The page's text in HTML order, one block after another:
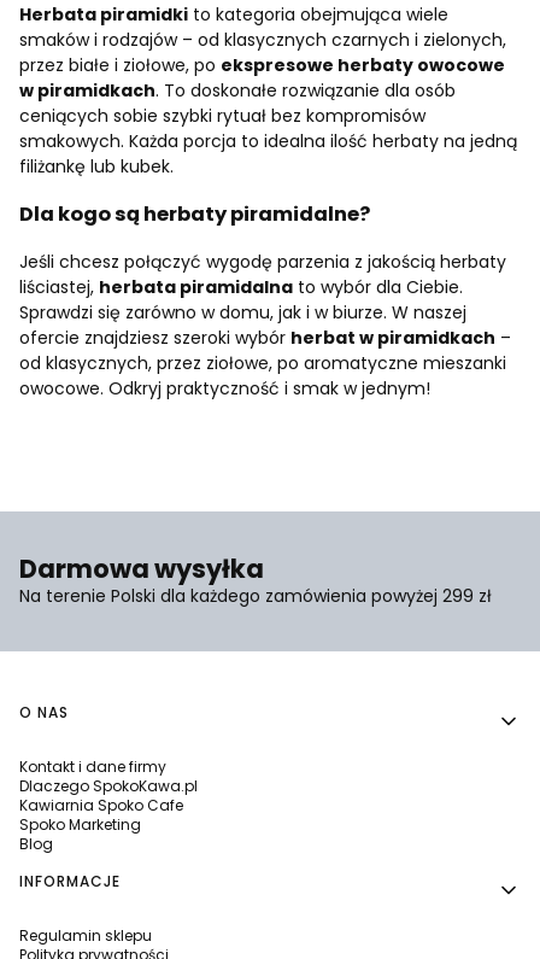
Herbata piramidki to kategoria obejmująca wiele
smaków i rodzajów – od klasycznych czarnych i zielonych,
przez białe i ziołowe, po ekspresowe herbaty owocowe
w piramidkach. To doskonałe rozwiązanie dla osób
ceniących sobie szybki rytuał bez kompromisów
smakowych. Każda porcja to idealna ilość herbaty na jedną
filiżankę lub kubek.
Dla kogo są herbaty piramidalne?
Jeśli chcesz połączyć wygodę parzenia z jakością herbaty
liściastej, herbata piramidalna to wybór dla Ciebie.
Sprawdzi się zarówno w domu, jak i w biurze. W naszej
ofercie znajdziesz szeroki wybór herbat w piramidkach –
od klasycznych, przez ziołowe, po aromatyczne mieszanki
owocowe. Odkryj praktyczność i smak w jednym!
Darmowa wysyłka
Na terenie Polski dla każdego zamówienia powyżej 299 zł
Linki w stopce
O NAS
Kontakt i dane firmy
Dlaczego SpokoKawa.pl
Kawiarnia Spoko Cafe
Spoko Marketing
Blog
INFORMACJE
Regulamin sklepu
Polityka prywatności